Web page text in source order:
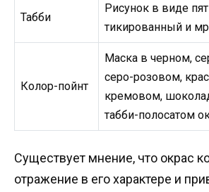
Табби
Рисунок в виде
тикированный и
Колор-пойнт
Маска в черном,
серо-розовом,
кремовом,
табби-полосатом
Существует мнение, что окрас
отражение в его характере и